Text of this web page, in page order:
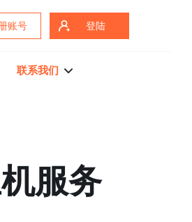
账号 登陆
联系我们
服务